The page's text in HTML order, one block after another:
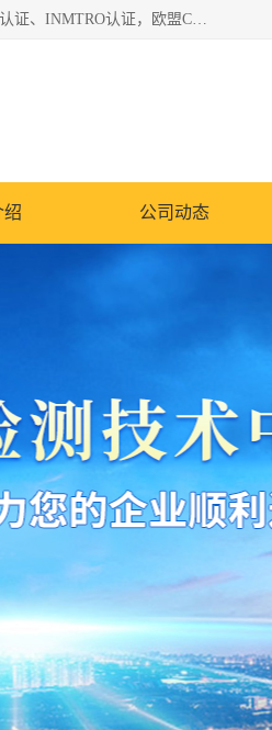
*是一家的测试、评估、检查与认机构，主要从事巴西NR10认证、NR12认证、NR13认证；ANATEL认证、INMTRO认证，欧盟CE认证：MD认证，PED认证，MID认证，ATEX认证，德国蓝色天使认证。
绍 公司动态